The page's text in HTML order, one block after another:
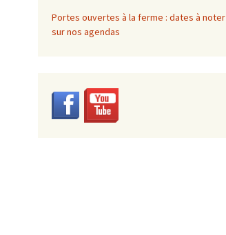
Portes ouvertes à la ferme : dates à noter
sur nos agendas